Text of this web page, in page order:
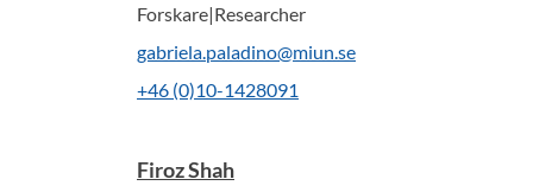
Forskare|Researcher
gabriela.paladino@miun.se
+46 (0)10-1428091
Firoz Shah